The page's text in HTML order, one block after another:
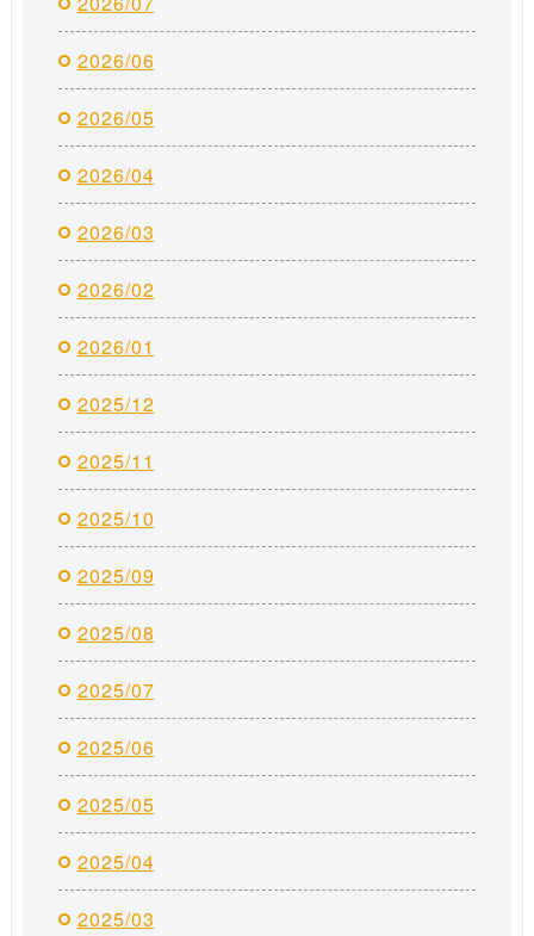
2026/06
2026/05
2026/04
2026/03
2026/02
2026/01
2025/12
2025/11
2025/10
2025/09
2025/08
2025/07
2025/06
2025/05
2025/04
2025/03